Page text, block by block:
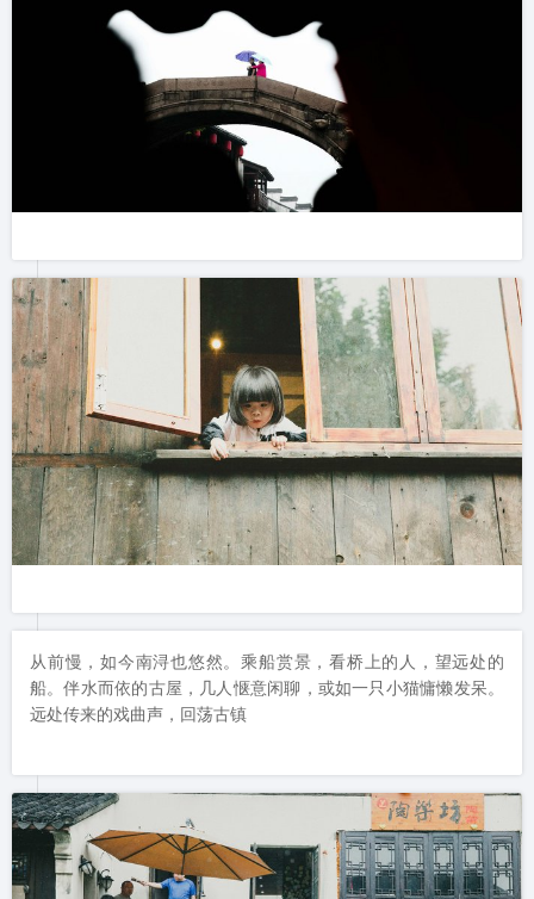
从前慢，如今南浔也悠然。乘船赏景，看桥上的人，望远处的
船。伴水而依的古屋，几人惬意闲聊，或如一只小猫慵懒发呆。
远处传来的戏曲声，回荡古镇